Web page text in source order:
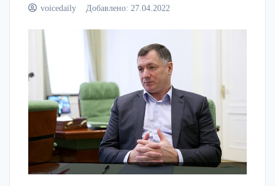
voicedaily Добавлено: 27.04.2022